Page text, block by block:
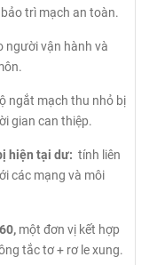
trì mạch an toàn.
người vận hành và
ngắt mạch thu nhỏ bị
gian can thiệp.
hiện tại dư: tính liên
các mạng và môi
một đơn vị kết hợp
tắc tơ + rơ le xung.